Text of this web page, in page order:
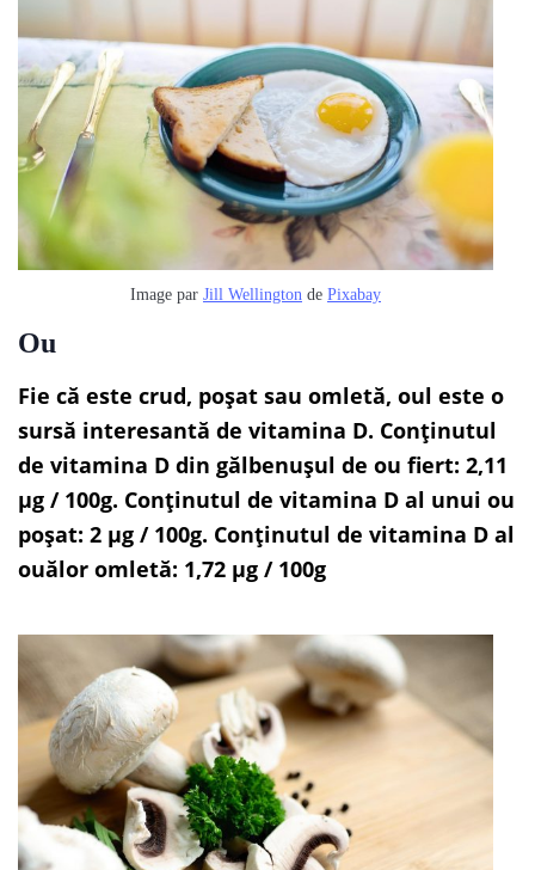
Image par Jill Wellington de Pixabay
Ou
Fie că este crud, poșat sau omletă, oul este o
sursă interesantă de vitamina D. Conținutul
de vitamina D din gălbenușul de ou fiert: 2,11
µg / 100g. Conținutul de vitamina D al unui ou
poșat: 2 µg / 100g. Conținutul de vitamina D al
ouălor omletă: 1,72 µg / 100g